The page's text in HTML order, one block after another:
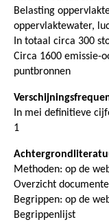
Belasting
oppervlaktewater,
In totaal circa 300
Circa 1600 emissie-
puntbronnen
In mei definitieve
1
Methoden: op de
Overzicht
Begrippen: op de
Begrippenlijst